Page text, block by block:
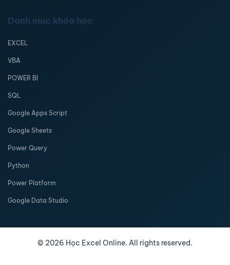
Danh mục khóa học
EXCEL
VBA
POWER BI
SQL
Google Apps Script
Google Sheets
Power Query
Python
Power Platform
Google Data Studio
© 2026 Học Excel Online. All rights reserved.